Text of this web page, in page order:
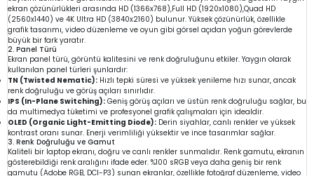
ekran çözünürlükleri arasında HD (1366x768),Full HD (1920x1080),Quad HD
(2560x1440) ve 4K Ultra HD (3840x2160) bulunur. Yüksek çözünürlük, özellikle
grafik tasarımı, video düzenleme ve oyun gibi görsel açıdan yoğun görevlerde
büyük bir fark yaratır.
2. Panel Türü
Ekran panel türü, görüntü kalitesini ve renk doğruluğunu etkiler. Yaygın olarak
kullanılan panel türleri şunlardır:
TN (Twisted Nematic): Hızlı tepki süresi ve yüksek yenileme hızı sunar, ancak
renk doğruluğu ve görüş açıları sınırlıdır.
IPS (In-Plane Switching): Geniş görüş açıları ve üstün renk doğruluğu sağlar, bu
da multimedya tüketimi ve profesyonel grafik çalışmaları için idealdir.
OLED (Organic Light-Emitting Diode): Derin siyahlar, canlı renkler ve yüksek
kontrast oranı sunar. Enerji verimliliği yüksektir ve ince tasarımlar sağlar.
3. Renk Doğruluğu ve Gamut
Kaliteli bir laptop ekranı, doğru ve canlı renkler sunmalıdır. Renk gamutu, ekranın
gösterebildiği renk aralığını ifade eder. %100 sRGB veya daha geniş bir renk
gamutu (Adobe RGB, DCI-P3) sunan ekranlar, özellikle fotoğraf düzenleme, video